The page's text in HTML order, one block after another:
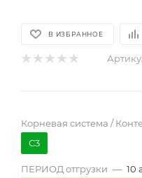
В ИЗБРАННОЕ
Корневая система /
С3
ПЕРИОД отгрузки — 10